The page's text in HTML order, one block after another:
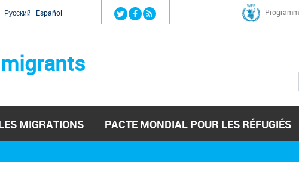
Jump to navigation
Русский Español
MIGRATIONS PACTE MONDIAL POUR LES RÉFUGIÉS